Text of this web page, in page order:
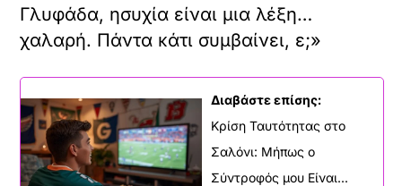
Γλυφάδα, ησυχία είναι μια λέξη…
χαλαρή. Πάντα κάτι συμβαίνει, ε;»
Διαβάστε επίσης:
Κρίση Ταυτότητας στο
Σαλόνι: Μήπως ο
Σύντροφός μου Είναι...